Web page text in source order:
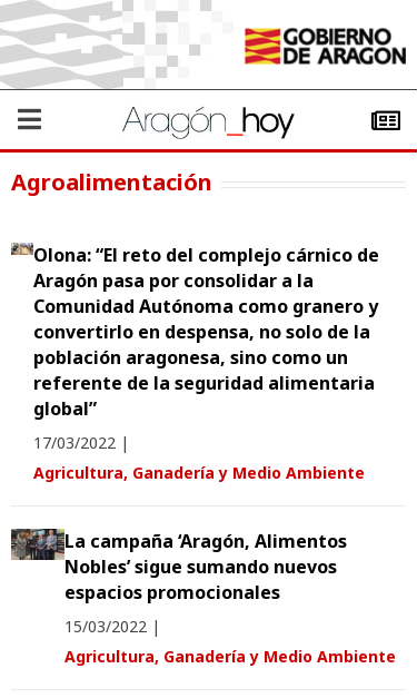
Agroalimentación
Olona: “El reto del complejo cárnico de
Aragón pasa por consolidar a la
Comunidad Autónoma como granero y
convertirlo en despensa, no solo de la
población aragonesa, sino como un
referente de la seguridad alimentaria
global”
17/03/2022 |
Agricultura, Ganadería y Medio Ambiente
La campaña ‘Aragón, Alimentos
Nobles’ sigue sumando nuevos
espacios promocionales
15/03/2022 |
Agricultura, Ganadería y Medio Ambiente